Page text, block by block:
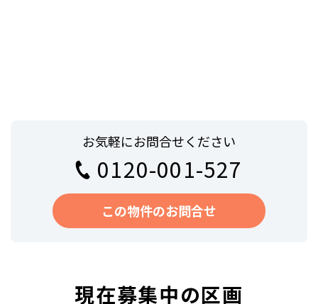
お気軽にお問合せください
0120-001-527
この物件のお問合せ
現在募集中の区画